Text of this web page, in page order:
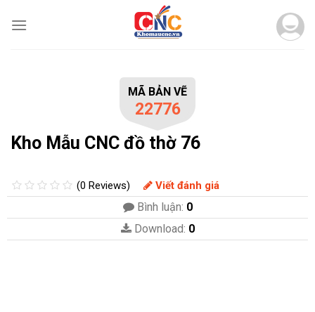
MÃ BẢN VẼ
22776
Kho Mẫu CNC đồ thờ 76
(0 Reviews) Viết đánh giá
Bình luận: 0
Download: 0